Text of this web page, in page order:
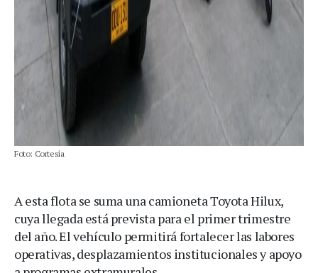
Foto: Cortesía
A esta flota se suma una camioneta Toyota Hilux,
cuya llegada está prevista para el primer trimestre
del año. El vehículo permitirá fortalecer las labores
operativas, desplazamientos institucionales y apoyo